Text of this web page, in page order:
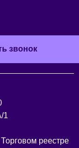
звонок
1
реестре